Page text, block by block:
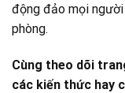
động đảo mọi
phòng.
Cùng theo dõi
các kiến thức hay